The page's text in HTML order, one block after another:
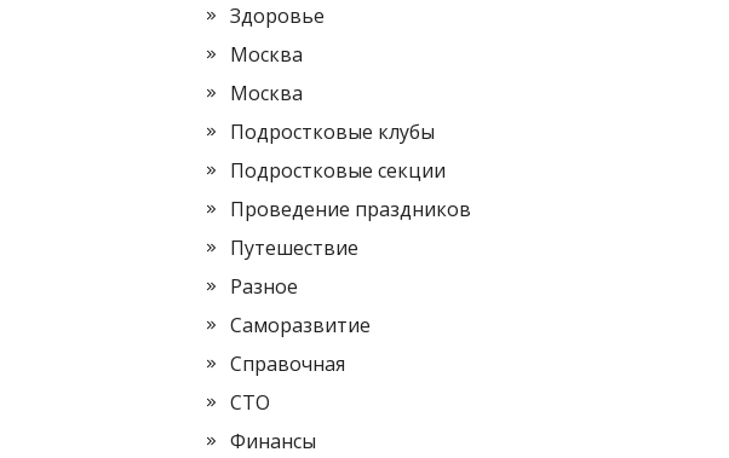
Здоровье
Москва
Москва
Подростковые клубы
Подростковые секции
Проведение праздников
Путешествие
Разное
Саморазвитие
Справочная
СТО
Финансы